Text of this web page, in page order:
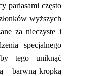
pariasami często
wyższych
za nieczyste i
specjalnego
tego uniknąć
– barwną kropką